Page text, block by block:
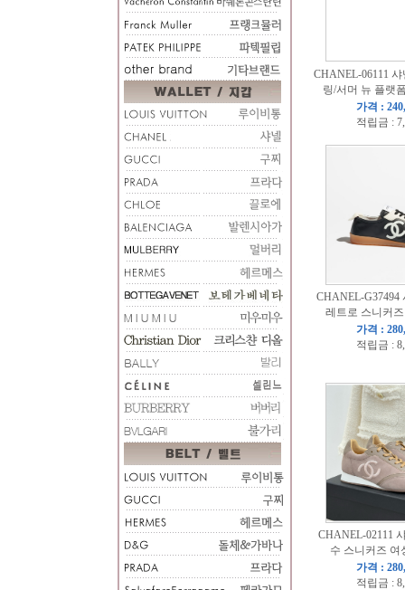
CHANEL-06111 샤
링/서머 뉴 플랫
가격 :
적립금 :
CHANEL-G37494
레트로 스니커
가격 :
적립금 :
CHANEL-02111
수 스니커즈 여
가격 :
적립금 :